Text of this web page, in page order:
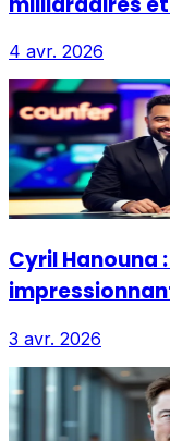
4 avr. 2026
Cyril Hanouna
3 avr. 2026